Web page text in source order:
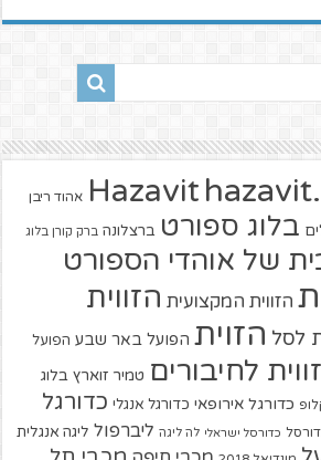
Hazavit אהוד ריבן
בלוג ספורט ברצלונה ברק קורן בלוג
של אוהדי הספורט
הזווית המקצועית הזווית
לסל הזוית הפועל באר שבע הפועל
זווית לחיבורים טמיר זוארץ בלוג
כדורגל אירופאי כדורגל אנגלי כדורגל
כדורסל ישראלי לה ליגה ליברפול ליגה אנגלית